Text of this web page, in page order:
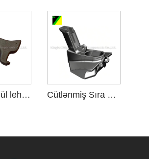
8630 Yüngül lehimli Polad tökmə Cütlənmiş Sıra Gövdəsi